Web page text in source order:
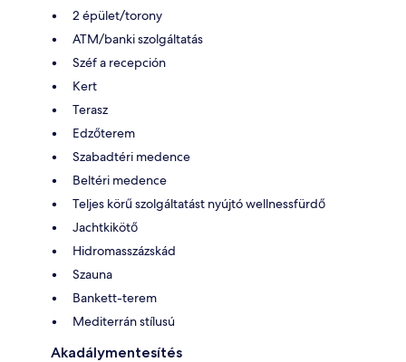
2 épület/torony
ATM/banki szolgáltatás
Széf a recepción
Kert
Terasz
Edzőterem
Szabadtéri medence
Beltéri medence
Teljes körű szolgáltatást nyújtó wellnessfürdő
Jachtkikötő
Hidromasszázskád
Szauna
Bankett-terem
Mediterrán stílusú
Akadálymentesítés